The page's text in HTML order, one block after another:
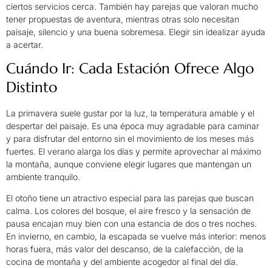
ciertos servicios cerca. También hay parejas que valoran mucho
tener propuestas de aventura, mientras otras solo necesitan
paisaje, silencio y una buena sobremesa. Elegir sin idealizar ayuda
a acertar.
Cuándo Ir: Cada Estación Ofrece Algo
Distinto
La primavera suele gustar por la luz, la temperatura amable y el
despertar del paisaje. Es una época muy agradable para caminar
y para disfrutar del entorno sin el movimiento de los meses más
fuertes. El verano alarga los días y permite aprovechar al máximo
la montaña, aunque conviene elegir lugares que mantengan un
ambiente tranquilo.
El otoño tiene un atractivo especial para las parejas que buscan
calma. Los colores del bosque, el aire fresco y la sensación de
pausa encajan muy bien con una estancia de dos o tres noches.
En invierno, en cambio, la escapada se vuelve más interior: menos
horas fuera, más valor del descanso, de la calefacción, de la
cocina de montaña y del ambiente acogedor al final del día.